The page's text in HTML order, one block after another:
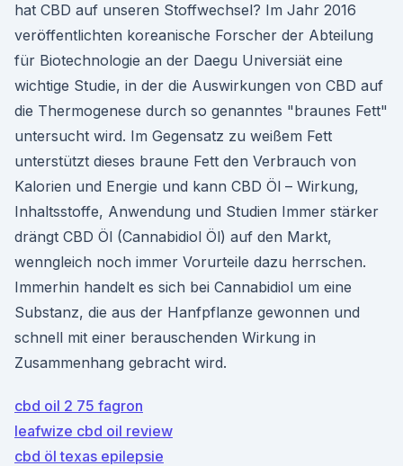
hat CBD auf unseren Stoffwechsel? Im Jahr 2016
veröffentlichten koreanische Forscher der Abteilung
für Biotechnologie an der Daegu Universiät eine
wichtige Studie, in der die Auswirkungen von CBD auf
die Thermogenese durch so genanntes "braunes Fett"
untersucht wird. Im Gegensatz zu weißem Fett
unterstützt dieses braune Fett den Verbrauch von
Kalorien und Energie und kann CBD Öl – Wirkung,
Inhaltsstoffe, Anwendung und Studien Immer stärker
drängt CBD Öl (Cannabidiol Öl) auf den Markt,
wenngleich noch immer Vorurteile dazu herrschen.
Immerhin handelt es sich bei Cannabidiol um eine
Substanz, die aus der Hanfpflanze gewonnen und
schnell mit einer berauschenden Wirkung in
Zusammenhang gebracht wird.
cbd oil 2 75 fagron
leafwize cbd oil review
cbd öl texas epilepsie